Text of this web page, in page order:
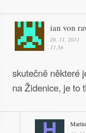
ian von
26. 11. 2011
11.58
skutečně některé
na Židenice, je to
Martin